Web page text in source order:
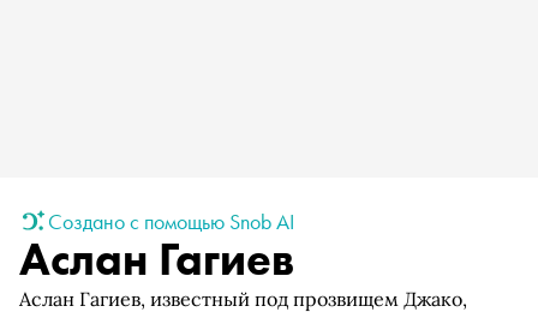
Создано с помощью Snob AI
Аслан Гагиев
Аслан Гагиев, известный под прозвищем Джако,